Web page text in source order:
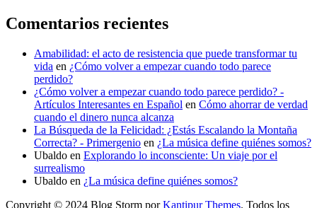
Comentarios recientes
Amabilidad: el acto de resistencia que puede transformar tu
vida en ¿Cómo volver a empezar cuando todo parece
perdido?
¿Cómo volver a empezar cuando todo parece perdido? -
Artículos Interesantes en Español en Cómo ahorrar de verdad
cuando el dinero nunca alcanza
La Búsqueda de la Felicidad: ¿Estás Escalando la Montaña
Correcta? - Primergenio en ¿La música define quiénes somos?
Ubaldo en Explorando lo inconsciente: Un viaje por el
surrealismo
Ubaldo en ¿La música define quiénes somos?
Copyright © 2024 Blog Storm porKantipur Themes. Todos los